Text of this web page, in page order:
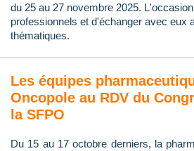
du 25 au 27 novembre 2025.
professionnels et d'échanger avec eux
thématiques.
Les équipes
Oncopole au RDV du
la SFPO
Du 15 au 17 octobre derniers, la